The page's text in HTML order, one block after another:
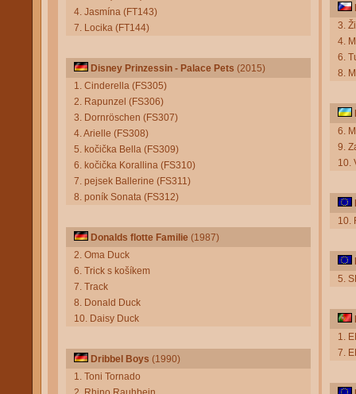
4. Jasmína (FT143)
7. Locika (FT144)
Disney Prinzessin - Palace Pets (2015)
1. Cinderella (FS305)
2. Rapunzel (FS306)
3. Dornröschen (FS307)
4. Arielle (FS308)
5. kočička Bella (FS309)
6. kočička Korallina (FS310)
7. pejsek Ballerine (FS311)
8. poník Sonata (FS312)
Donalds flotte Familie (1987)
2. Oma Duck
6. Trick s košíkem
7. Track
8. Donald Duck
10. Daisy Duck
Dribbel Boys (1990)
1. Toni Tornado
3.
4.
6.
8.
6.
9.
10.
10.
5.
1.
7.